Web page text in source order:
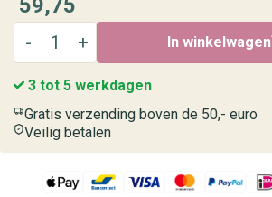
59,75
In winkelwagen
3 tot 5 werkdagen
Gratis verzending boven de 50,- euro
Veilig betalen